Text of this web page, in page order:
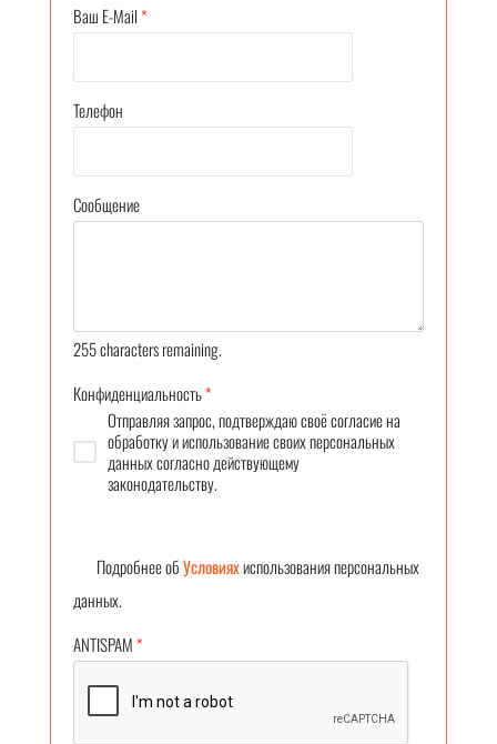
Ваш E-Mail*
Телефон
Сообщение
255characters remaining.
Конфиденциальность*
Отправляя запрос, подтверждаю своё согласие на
обработку и использование своих персональных
данных согласно действующему
законодательству.
Подробнее обУсловияхиспользования персональных
данных.
ANTISPAM*